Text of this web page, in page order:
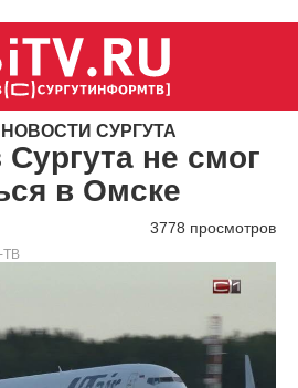
НОВОСТИ СУРГУТА
не смог
в Омске
3778 просмотров
ТВ